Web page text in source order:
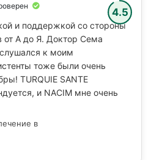
4.5
и поддержкой со стороны
от А до Я. Доктор Сема
к моим
тоже были очень
TURQUIE SANTE
и NACIM мне очень
в